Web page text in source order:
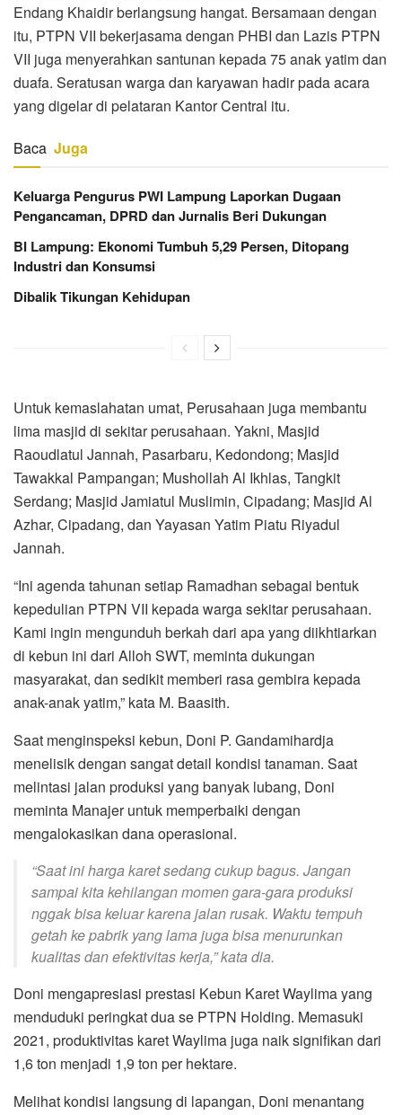
Endang Khaidir berlangsung hangat. Bersamaan dengan
itu, PTPN VII bekerjasama dengan PHBI dan Lazis PTPN
VII juga menyerahkan santunan kepada 75 anak yatim dan
duafa. Seratusan warga dan karyawan hadir pada acara
yang digelar di pelataran Kantor Central itu.
Baca Juga
Keluarga Pengurus PWI Lampung Laporkan Dugaan
Pengancaman, DPRD dan Jurnalis Beri Dukungan
BI Lampung: Ekonomi Tumbuh 5,29 Persen, Ditopang
Industri dan Konsumsi
Dibalik Tikungan Kehidupan
Untuk kemaslahatan umat, Perusahaan juga membantu
lima masjid di sekitar perusahaan. Yakni, Masjid
Raoudlatul Jannah, Pasarbaru, Kedondong; Masjid
Tawakkal Pampangan; Mushollah Al Ikhlas, Tangkit
Serdang; Masjid Jamiatul Muslimin, Cipadang; Masjid Al
Azhar, Cipadang, dan Yayasan Yatim Piatu Riyadul
Jannah.
“Ini agenda tahunan setiap Ramadhan sebagai bentuk
kepedulian PTPN VII kepada warga sekitar perusahaan.
Kami ingin mengunduh berkah dari apa yang diikhtiarkan
di kebun ini dari Alloh SWT, meminta dukungan
masyarakat, dan sedikit memberi rasa gembira kepada
anak-anak yatim,” kata M. Baasith.
Saat menginspeksi kebun, Doni P. Gandamihardja
menelisik dengan sangat detail kondisi tanaman. Saat
melintasi jalan produksi yang banyak lubang, Doni
meminta Manajer untuk memperbaiki dengan
mengalokasikan dana operasional.
“Saat ini harga karet sedang cukup bagus. Jangan
sampai kita kehilangan momen gara-gara produksi
nggak bisa keluar karena jalan rusak. Waktu tempuh
getah ke pabrik yang lama juga bisa menurunkan
kualitas dan efektivitas kerja,” kata dia.
Doni mengapresiasi prestasi Kebun Karet Waylima yang
menduduki peringkat dua se PTPN Holding. Memasuki
2021, produktivitas karet Waylima juga naik signifikan dari
1,6 ton menjadi 1,9 ton per hektare.
Melihat kondisi langsung di lapangan, Doni menantang